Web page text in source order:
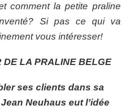
comment la petite praline
Si pas ce qui va
vous intéresser!
DE LA PRALINE BELGE
ses clients dans sa
Neuhaus eut l’idée